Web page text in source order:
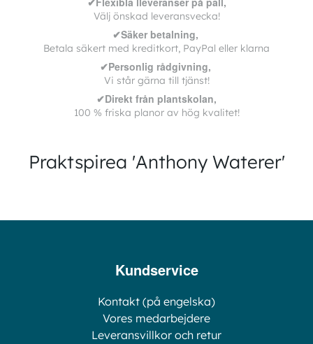
Välj önskad leveransvecka!
✔Säker betalning,
Betala säkert med kreditkort, PayPal eller klarna
✔Personlig rådgivning,
Vi står gärna till tjänst!
✔Direkt från plantskolan,
100 % friska planor av hög kvalitet!
Praktspirea 'Anthony Waterer'
Kundservice
Kontakt (på engelska)
Vores medarbejdere
Leveransvillkor och retur